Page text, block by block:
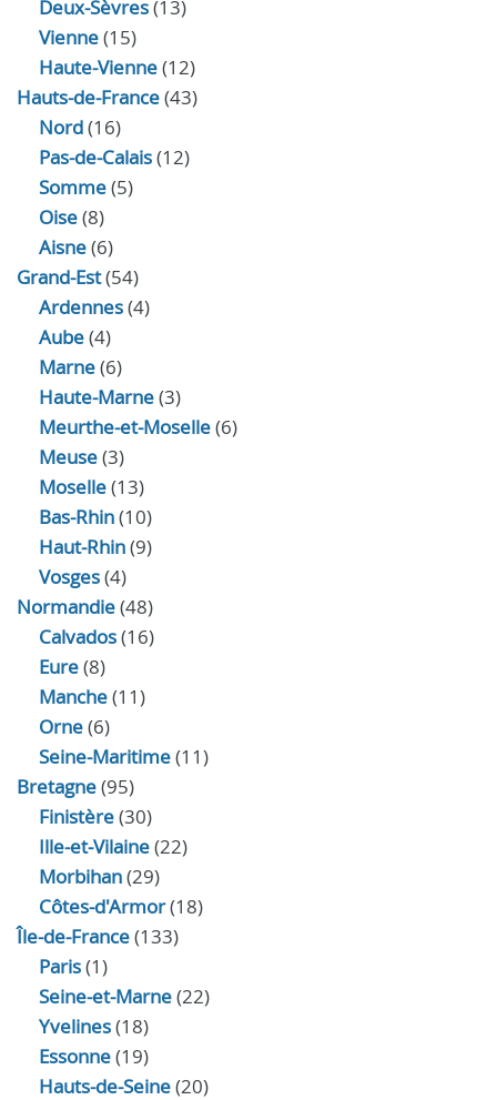
Deux-Sèvres(13)
Vienne(15)
Haute-Vienne(12)
Hauts-de-France(43)
Nord(16)
Pas-de-Calais(12)
Somme(5)
Oise(8)
Aisne(6)
Grand-Est(54)
Ardennes(4)
Aube(4)
Marne(6)
Haute-Marne(3)
Meurthe-et-Moselle(6)
Meuse(3)
Moselle(13)
Bas-Rhin(10)
Haut-Rhin(9)
Vosges(4)
Normandie(48)
Calvados(16)
Eure(8)
Manche(11)
Orne(6)
Seine-Maritime(11)
Bretagne(95)
Finistère(30)
Ille-et-Vilaine(22)
Morbihan(29)
Côtes-d'Armor(18)
Île-de-France(133)
Paris(1)
Seine-et-Marne(22)
Yvelines(18)
Essonne(19)
Hauts-de-Seine(20)